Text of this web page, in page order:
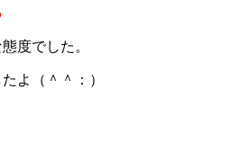
度でした。
よ（＾＾：）